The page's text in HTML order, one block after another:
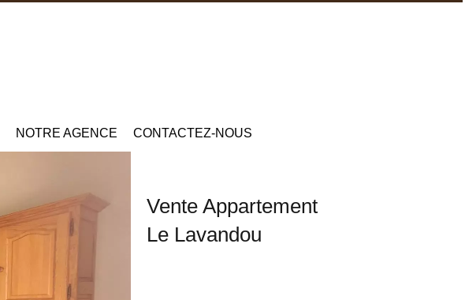
NOTRE AGENCE CONTACTEZ-NOUS
Vente Appartement
Le Lavandou